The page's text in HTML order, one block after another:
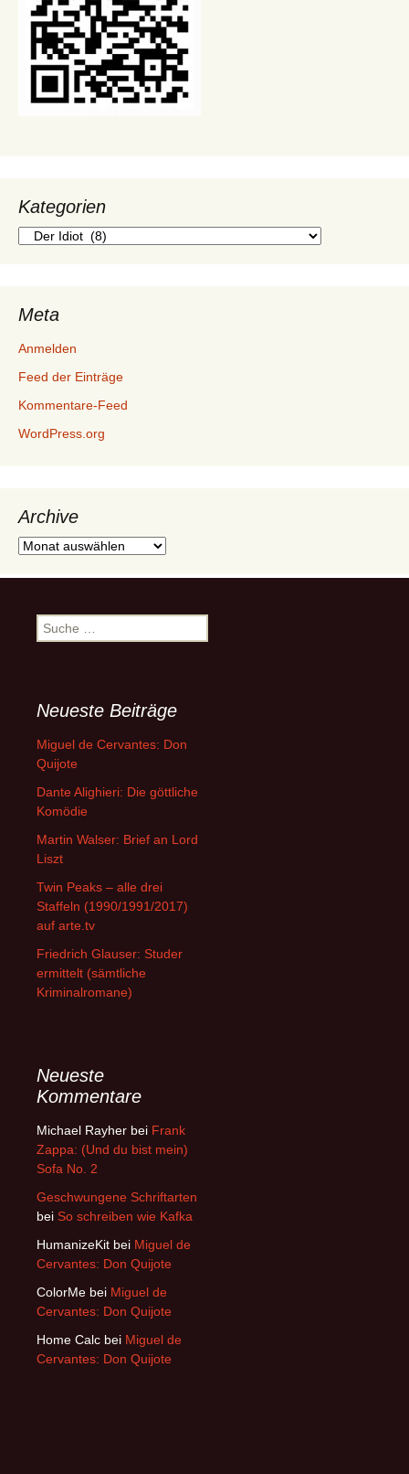
Kategorien
Kategorien
Meta
Anmelden
Feed der Einträge
Kommentare-Feed
WordPress.org
Archive
Archive
Suche
nach:
Neueste Beiträge
Miguel de Cervantes: Don
Quijote
Dante Alighieri: Die göttliche
Komödie
Martin Walser: Brief an Lord
Liszt
Twin Peaks – alle drei
Staffeln (1990/1991/2017)
auf arte.tv
Friedrich Glauser: Studer
ermittelt (sämtliche
Kriminalromane)
Neueste
Kommentare
Michael Rayher bei Frank
Zappa: (Und du bist mein)
Sofa No. 2
Geschwungene Schriftarten
bei So schreiben wie Kafka
HumanizeKit bei Miguel de
Cervantes: Don Quijote
ColorMe bei Miguel de
Cervantes: Don Quijote
Home Calc bei Miguel de
Cervantes: Don Quijote